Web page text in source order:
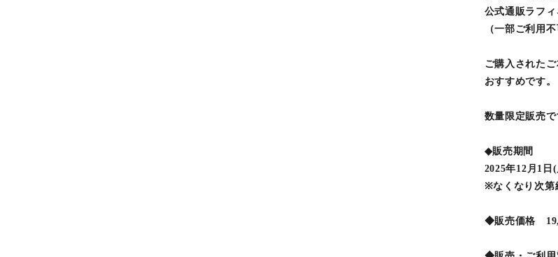
公式通販ラフ
（一部ご利用
ご購入された
おすすめです。
数量限定販売
◆販売期間
2025年12月1日
※なくなり次第
◆販売価格